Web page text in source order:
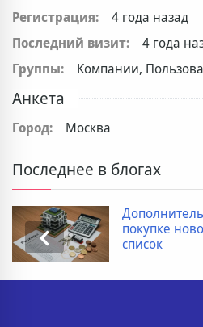
Регистрация:
4 года назад
Последний визит:
4 года
Группы:
Компании,
Анкета
Город: Москва
Последнее в блогах
покупке
список